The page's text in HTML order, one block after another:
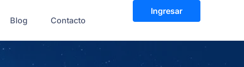
Blog Contacto
Ingresar